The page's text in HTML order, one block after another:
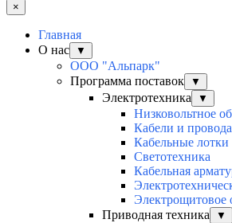
×
Главная
О нас
▼
ООО "Альпарк"
Программа поставок
▼
Электротехника ▼
Низковольтное
Кабели и провода
Кабельные лотки
Светотехника
Кабельная
Электрощитовое
Приводная техника
▼